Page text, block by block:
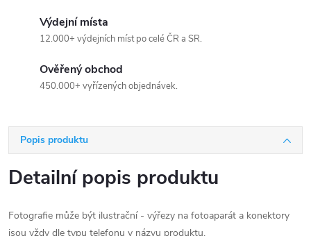
Výdejní místa
12.000+ výdejních míst po celé ČR a SR.
Ověřený obchod
450.000+ vyřízených objednávek.
Popis produktu
Detailní popis produktu
Fotografie může být ilustrační - výřezy na fotoaparát a konektory
jsou vždy dle typu telefonu v názvu produktu.